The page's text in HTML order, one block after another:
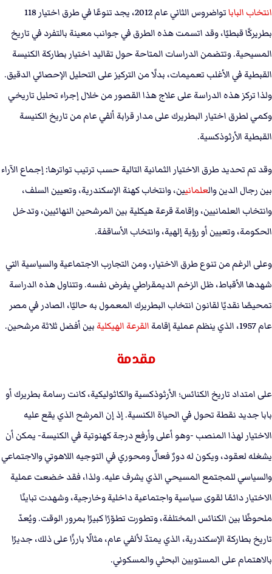
انتخاب البابا
تواضروس الثاني عام 2012، يجد تنوعًا في طرق اختيار 118
بطريركًا قبطيًا، وقد اتسمت هذه الطرق في جوانب معينة بالتفرد في تاريخ
المسيحية. وتتضمن الدراسات المتاحة حول تقاليد اختيار بطاركة الكنيسة
القبطية في الأغلب تعميمات، بدلًا من التركيز على التحليل الإحصائي الدقيق.
ولذا تركز هذه الدراسة على علاج هذا القصور من خلال إجراء تحليل تاريخي
وكمي لطرق اختيار البطريرك على مدار قرابة ألفي عام من تاريخ الكنيسة
القبطية الأرثوذكسية.
وقد تم تحديد طرق الاختيار الثمانية التالية حسب ترتيب تواترها: إجماع الآراء
بين رجال الدين والعلمانيين، وانتخاب كهنة الإسكندرية، وتعيين السلف،
وانتخاب العلمانيين، وإقامة قرعة هيكلية بين المرشحين النهائيين، وتدخل
الحكومة، وتعيين أو رؤية إلهية، وانتخاب الأساقفة.
وعلى الرغم من تنوع طرق الاختيار، ومن التجارب الاجتماعية والسياسية التي
شهدها الأقباط، ظل الزخم الديمقراطي يفرض نفسه. وتتناول هذه الدراسة
تمحيصًا نقديًا لقانون انتخاب البطريرك المعمول به حاليًا، الصادر في مصر
عام 1957، الذي ينظم عملية إقامة
القرعة الهيكليةبين أفضل ثلاثة مرشحين.
مقدمة
على امتداد تاريخ الكنائس؛ الأرثوذكسية والكاثوليكية، كانت رسامة بطريرك أو
بابا جديد نقطة تحول في الحياة الكنسية. إذ إن المرشح الذي يقع عليه
الاختيار لهذا المنصب -وهو أعلى وأرفع درجة كهنوتية في الكنيسة- يمكن أن
يشغله لعقود، ويكون له دورٌ فعالٌ ومحوري في التوجيه اللاهوتي والاجتماعي
والسياسي للمجتمع المسيحي الذي يشرف عليه. ولذا، فقد خضعت عملية
الاختيار دائمًا لقوى سياسية واجتماعية داخلية وخارجية، وشهدت تباينًا
ملحوظًا بين الكنائس المختلفة، وتطورت تطوّرًا كبيرًا بمرور الوقت. ويُعدّ
تاريخ بطاركة الإسكندرية، الذي يمتدّ لألفي عام، مثالًا بارزًا على ذلك، جديرًا
بالاهتمام على المستويين البحثي والمسكوني.